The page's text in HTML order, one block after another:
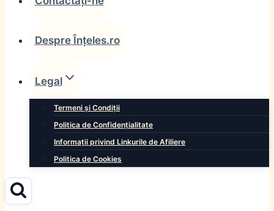
Despre Înțeles.ro
Legal
Termeni și Condiții
Politica de Confidențialitate
Informații privind Linkurile de Afiliere
Politica de Cookies